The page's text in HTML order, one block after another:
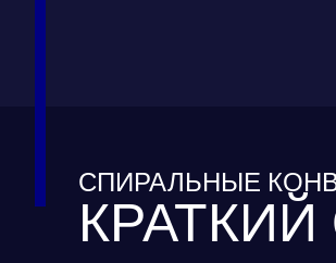
СПИРАЛЬНЫЕ